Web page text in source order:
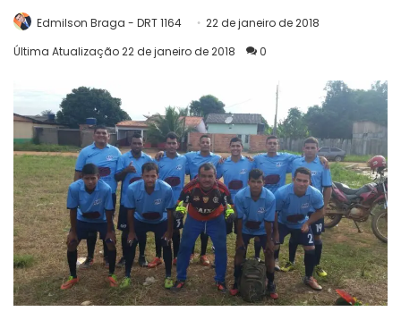
Edmilson Braga - DRT 1164
22 de janeiro de 2018
Última Atualização 22 de janeiro de 2018
0